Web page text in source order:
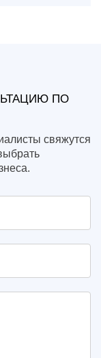
ПО
свяжутся